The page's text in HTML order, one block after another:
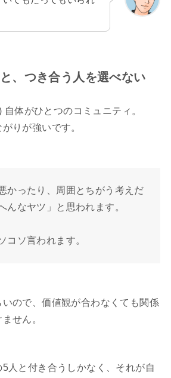
、つき合う人を選べない
体がひとつのコミュニティ。
りが強いです。
かったり、周囲とちがう考えだ
んなヤツ」と思われます。
コソ言われます。
ので、価値観が合わなくても関係
せん。
人と付き合うしかなく、それが自